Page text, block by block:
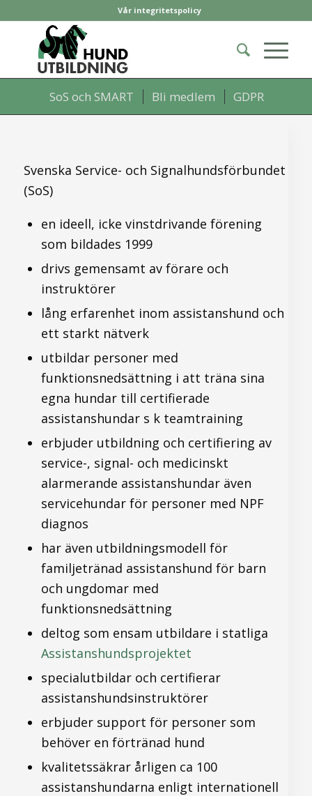
Vår integritetspolicy
SoS och SMART Bli medlem GDPR
Svenska Service- och Signalhundsförbundet
(SoS)
en ideell, icke vinstdrivande förening
som bildades 1999
drivs gemensamt av förare och
instruktörer
lång erfarenhet inom assistanshund och
ett starkt nätverk
utbildar personer med
funktionsnedsättning i att träna sina
egna hundar till certifierade
assistanshundar s k teamtraining
erbjuder utbildning och certifiering av
service-, signal- och medicinskt
alarmerande assistanshundar även
servicehundar för personer med NPF
diagnos
har även utbildningsmodell för
familjetränad assistanshund för barn
och ungdomar med
funktionsnedsättning
deltog som ensam utbildare i statliga
Assistanshundsprojektet
specialutbildar och certifierar
assistanshundsinstruktörer
erbjuder support för personer som
behöver en förtränad hund
kvalitetssäkrar årligen ca 100
assistanshundarna enligt internationell